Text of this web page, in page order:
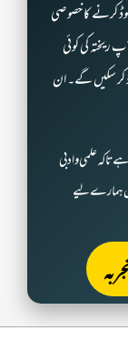
کرنے کا خصوصی
کی کوئی
کر سکیں گے۔ ان
تاکہ علمی و ادبی
ہمارے لیے